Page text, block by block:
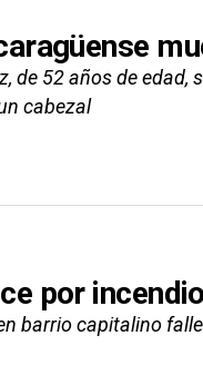
de 52 años de
cabezal
por
barrio capitalino